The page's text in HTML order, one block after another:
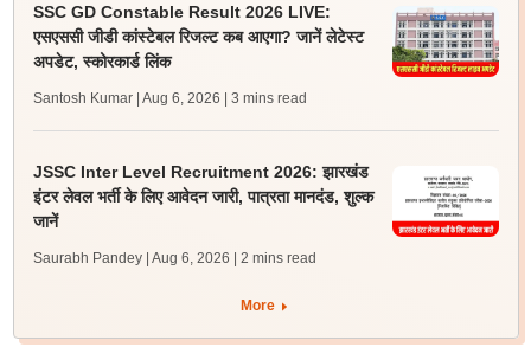
SSC GD Constable Result 2026 LIVE:
एसएससी जीडी कांस्टेबल रिजल्ट कब आएगा? जानें लेटेस्ट
अपडेट, स्कोरकार्ड लिंक
Santosh Kumar | Aug 6, 2026 | 3 mins read
JSSC Inter Level Recruitment 2026: झारखंड
इंटर लेवल भर्ती के लिए आवेदन जारी, पात्रता मानदंड, शुल्क
जानें
Saurabh Pandey | Aug 6, 2026 | 2 mins read
More